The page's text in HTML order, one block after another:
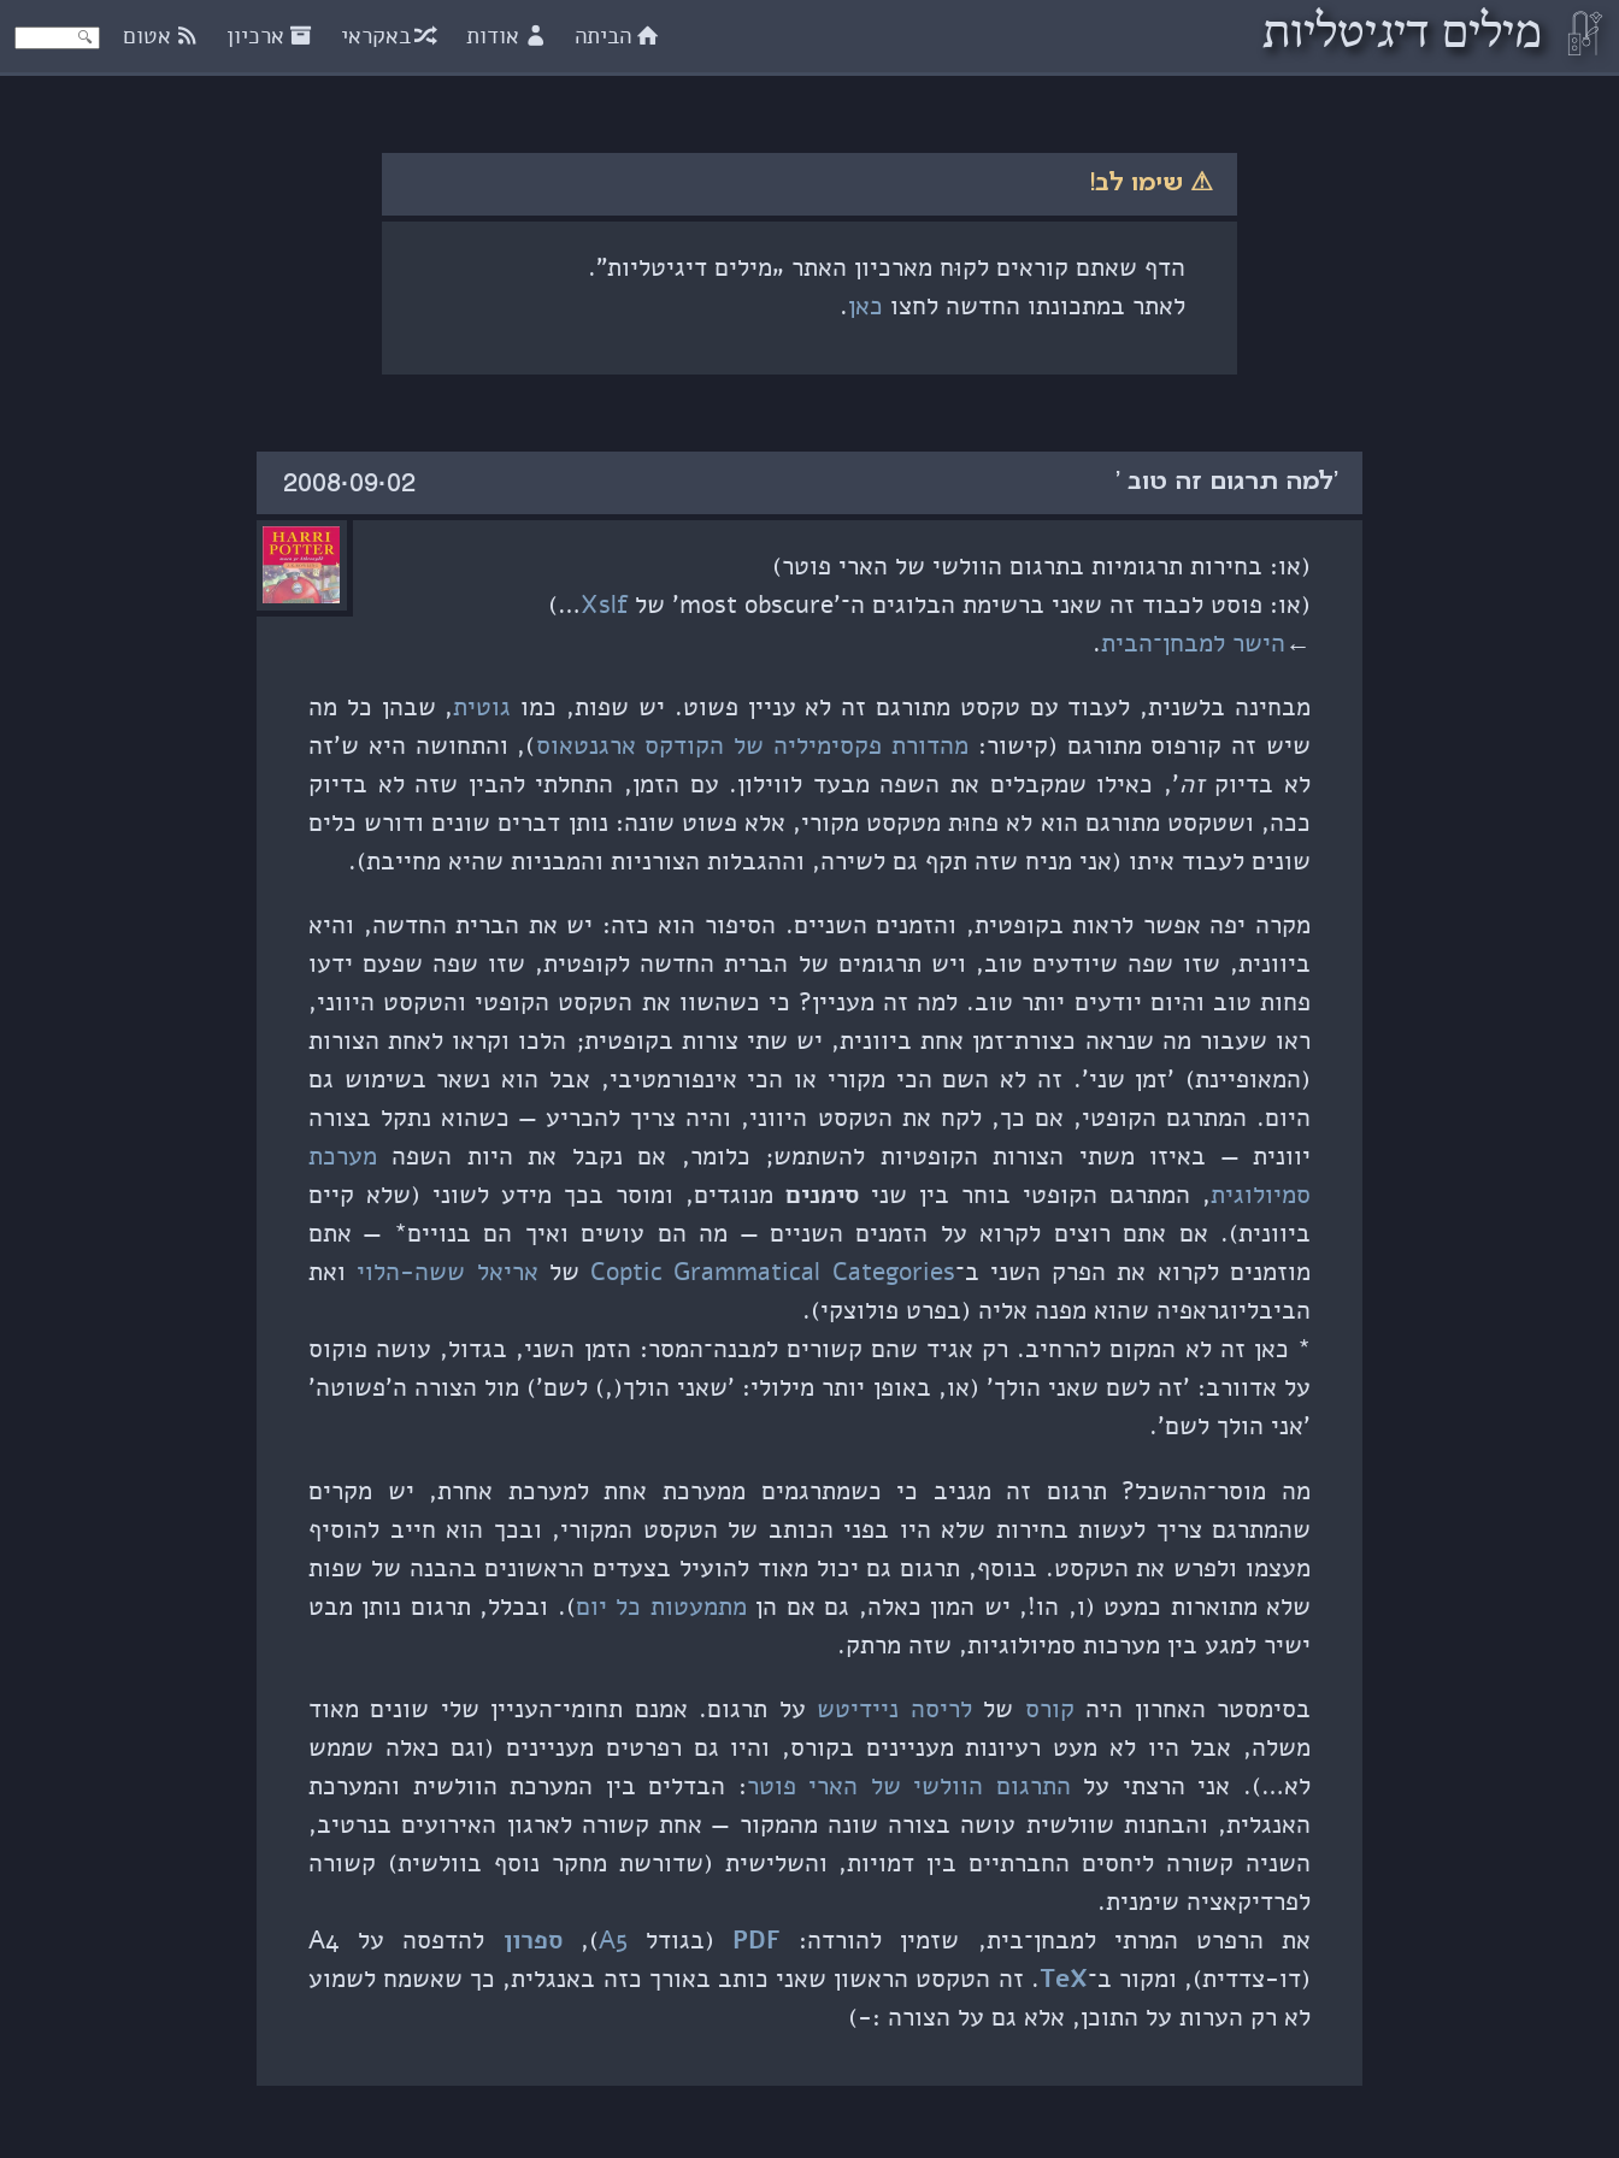
𓏞 מילים דיגיטליות הביתה אודות באקראי ארכיון אטום
⚠ שימו לב!
הדף שאתם קוראים לקוּח מארכיון האתר „מילים דיגיטליות”.
לאתר במתכונתו החדשה לחצו כאן.
'למה תרגום זה טוב ' ‎2008·09·02‏
(או: בחירות תרגומיות בתרגום הוולשי של הארי פוטר)
(או: פוסט לכבוד זה שאני ברשימת הבלוגים ה־'most obscure' של
Xslf
…)
←הישר למבחן־הבית.
מבחינה בלשנית, לעבוד עם טקסט מתורגם זה לא עניין פשוט. יש שפות, כמו גוטית, שבהן כל מה
שיש זה קורפוס מתורגם (קישור: מהדורת פקסימיליה של הקודקס ארגנטאוס), והתחושה היא ש'זה
לא בדיוקזה', כאילו שמקבלים את השפה מבעד לווילון. עם הזמן, התחלתי להבין שזה לא בדיוק
ככה, ושטקסט מתורגם הוא לא פחוּת מטקסט מקורי, אלא פשוט שונה: נותן דברים שונים ודורש כלים
שונים לעבוד איתו (אני מניח שזה תקף גם לשירה, וההגבלות הצורניות והמבניות שהיא מחייבת).
מקרה יפה אפשר לראות בקופטית, והזמנים השניים. הסיפור הוא כזה: יש את הברית החדשה, והיא
ביוונית, שזו שפה שיודעים טוב, ויש תרגומים של הברית החדשה לקופטית, שזו שפה שפעם ידעו
פחות טוב והיום יודעים יותר טוב. למה זה מעניין? כי כשהשוו את הטקסט הקופטי והטקסט היווני,
ראו שעבור מה שנראה כצורת־זמן אחת ביוונית, יש שתי צורות בקופטית; הלכו וקראו לאחת הצורות
(המאופיינת) 'זמן שני'. זה לא השם הכי מקורי או הכי אינפורמטיבי, אבל הוא נשאר בשימוש גם
היום. המתרגם הקופטי, אם כך, לקח את הטקסט היווני, והיה צריך להכריע — כשהוא נתקל בצורה
יוונית — באיזו משתי הצורות הקופטיות להשתמש; כלומר, אם נקבל את היות השפה מערכת
סמיולוגית, המתרגם הקופטי בוחר בין שני סימנים מנוגדים, ומוסר בכך מידע לשוני (שלא קיים
ביוונית). אם אתם רוצים לקרוא על הזמנים השניים — מה הם עושים ואיך הם בנויים* — אתם
מוזמנים לקרוא את הפרק השני ב־Coptic Grammatical Categories של אריאל ששה-הלוי ואת
הביבליוגראפיה שהוא מפנה אליה (בפרט פולוצקי).
* כאן זה לא המקום להרחיב. רק אגיד שהם קשורים למבנה־המסר: הזמן השני, בגדול, עושה פוקוס
על אדוורב: 'זה לשם שאני הולך' (או, באופן יותר מילולי: 'שאני הולך(,) לשם') מול הצורה ה'פשוטה'
'אני הולך לשם'.
מה מוסר־ההשכל? תרגום זה מגניב כי כשמתרגמים ממערכת אחת למערכת אחרת, יש מקרים
שהמתרגם צריך לעשות בחירות שלא היו בפני הכותב של הטקסט המקורי, ובכך הוא חייב להוסיף
מעצמו ולפרש את הטקסט. בנוסף, תרגום גם יכול מאוד להועיל בצעדים הראשונים בהבנה של שפות
שלא מתוארות כמעט (ו, הו!, יש המון כאלה, גם אם הן מתמעטות כל יום). ובכלל, תרגום נותן מבט
ישיר למגע בין מערכות סמיולוגיות, שזה מרתק.
בסימסטר האחרון היה קורס של לריסה ניידיטש על תרגום. אמנם תחומי־העניין שלי שונים מאוד
משלה, אבל היו לא מעט רעיונות מעניינים בקורס, והיו גם רפרטים מעניינים (וגם כאלה שממש
לא…). אני הרצתי על התרגום הוולשי של הארי פוטר: הבדלים בין המערכת הוולשית והמערכת
האנגלית, והבחנות שוולשית עושה בצורה שונה מהמקור — אחת קשורה לארגון האירועים בנרטיב,
השניה קשורה ליחסים החברתיים בין דמויות, והשלישית (שדורשת מחקר נוסף בוולשית) קשורה
לפרדיקאציה שימנית.
את הרפרט המרתי למבחן־בית, שזמין להורדה: PDF (בגודל A5
),ספרון
להדפסה על A4
(דו-צדדית), ומקור ב־TeX. זה הטקסט הראשון שאני כותב באורך כזה באנגלית, כך שאשמח לשמוע
לא רק הערות על התוכן, אלא גם על הצורה :-)